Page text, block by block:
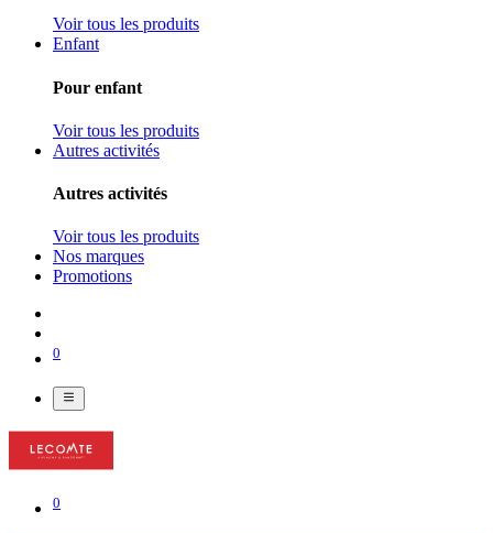
Voir tous les produits
Enfant
Pour enfant
Voir tous les produits
Autres activités
Autres activités
Voir tous les produits
Nos marques
Promotions
0
0